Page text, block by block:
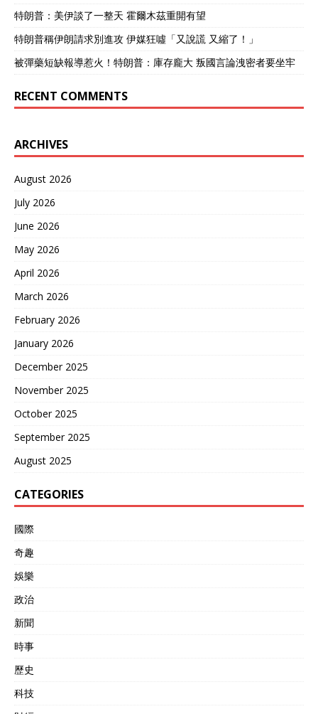
特朗普：美伊談了一整天 霍爾木茲重開有望
特朗普稱伊朗請求別進攻 伊媒狂噓「又說謊 又縮了！」
被彈藥短缺報導惹火！特朗普：庫存龐大 叛國言論洩密者要坐牢
RECENT COMMENTS
ARCHIVES
August 2026
July 2026
June 2026
May 2026
April 2026
March 2026
February 2026
January 2026
December 2025
November 2025
October 2025
September 2025
August 2025
CATEGORIES
國際
奇趣
娛樂
政治
新聞
時事
歷史
科技